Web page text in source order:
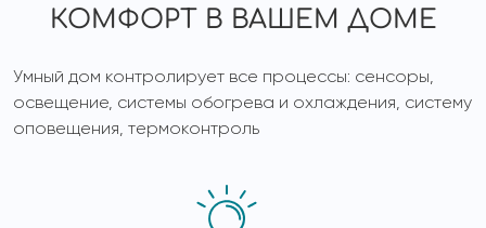
КОМФОРТ В ВАШЕМ ДОМЕ
Умный дом контролирует все процессы: сенсоры,
освещение, системы обогрева и охлаждения, систему
оповещения, термоконтроль